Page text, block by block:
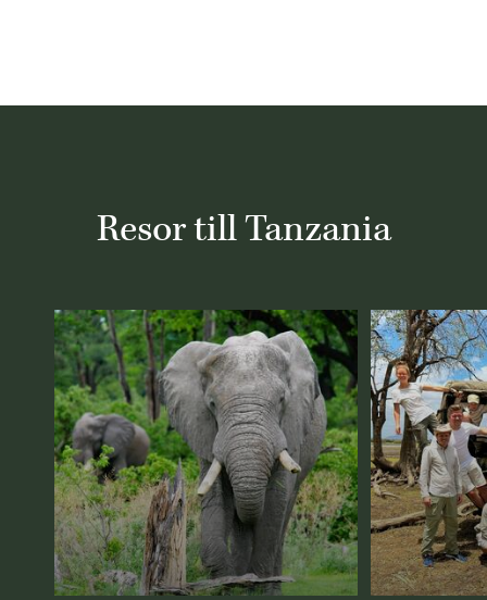
Resor till Tanzania